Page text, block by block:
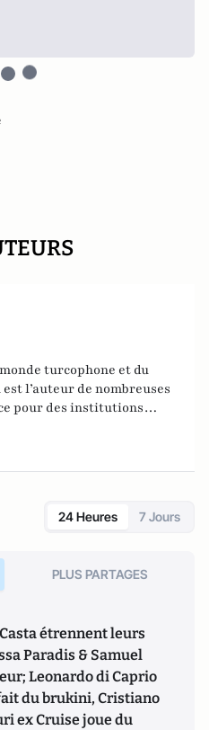
turcophone et du
l’auteur de nombreuses
pour des institutions
ministère des Affaires
entreprises françaises
24 Heures 7 Jours
PLUS PARTAGES
étrennent leurs
Paradis & Samuel
Leonardo di Caprio
du brukini, Cristiano
ex Cruise joue du